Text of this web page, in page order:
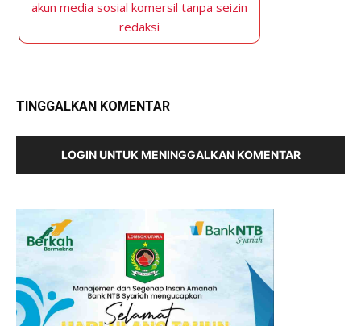
akun media sosial komersil tanpa seizin
redaksi
TINGGALKAN KOMENTAR
LOGIN UNTUK MENINGGALKAN KOMENTAR